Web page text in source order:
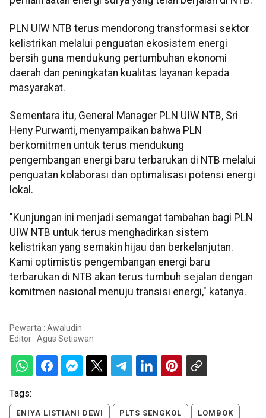
PLN UIW NTB terus mendorong transformasi sektor
kelistrikan melalui penguatan ekosistem energi
bersih guna mendukung pertumbuhan ekonomi
daerah dan peningkatan kualitas layanan kepada
masyarakat.
Sementara itu, General Manager PLN UIW NTB, Sri
Heny Purwanti, menyampaikan bahwa PLN
berkomitmen untuk terus mendukung
pengembangan energi baru terbarukan di NTB melalui
penguatan kolaborasi dan optimalisasi potensi energi
lokal.
"Kunjungan ini menjadi semangat tambahan bagi PLN
UIW NTB untuk terus menghadirkan sistem
kelistrikan yang semakin hijau dan berkelanjutan.
Kami optimistis pengembangan energi baru
terbarukan di NTB akan terus tumbuh sejalan dengan
komitmen nasional menuju transisi energi," katanya.
Pewarta : Awaludin
Editor : Agus Setiawan
Tags:
ENIYA LISTIANI DEWI PLTS SENGKOL LOMBOK